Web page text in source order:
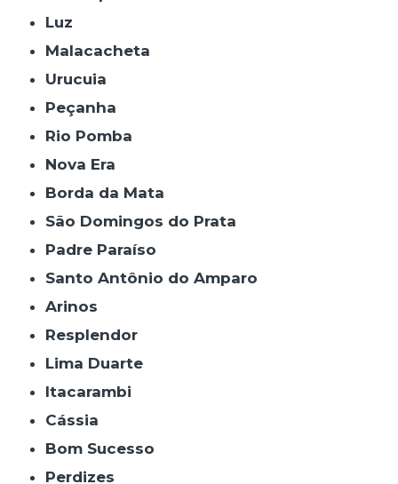
Luz
Malacacheta
Urucuia
Peçanha
Rio Pomba
Nova Era
Borda da Mata
São Domingos do Prata
Padre Paraíso
Santo Antônio do Amparo
Arinos
Resplendor
Lima Duarte
Itacarambi
Cássia
Bom Sucesso
Perdizes